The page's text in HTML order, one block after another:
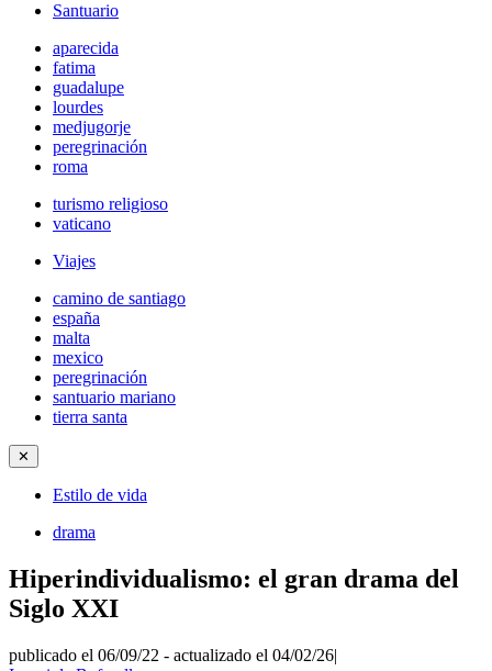
Santuario
aparecida
fatima
guadalupe
lourdes
medjugorje
peregrinación
roma
turismo religioso
vaticano
Viajes
camino de santiago
españa
malta
mexico
peregrinación
santuario mariano
tierra santa
✕
Estilo de vida
drama
Hiperindividualismo: el gran drama del
Siglo XXI
publicado el 06/09/22 - actualizado el 04/02/26|